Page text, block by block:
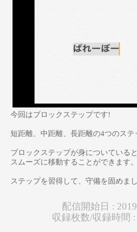
今回はブロックステップです!
短距離、中距離、長距離の4つのステ
ブロックステップが身についていると
スムーズに移動することができます。
ステップを習得して、守備を固めま
配信開始日 :
収録枚数/収録時間 :